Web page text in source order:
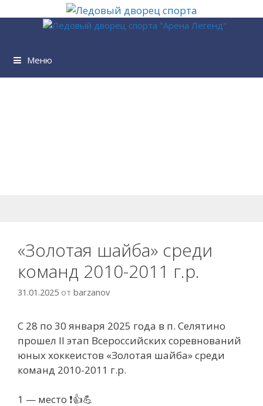
Перейти
содержимому
Меню
«Золотая шайба» среди
команд 2010-2011 г.р.
31.01.2025 от barzanov
С 28 по 30 января 2025 года в п. Селятино
прошел II этап Всероссийских соревнований
юных хоккеистов «Золотая шайба» среди
команд 2010-2011 г.р.
1 — место ❗👍💪